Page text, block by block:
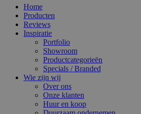
Home
Producten
Reviews
Inspiratie
Portfolio
Showroom
Productcategorieën
Specials / Branded
Wie zijn wij
Over ons
Onze klanten
Huur en koop